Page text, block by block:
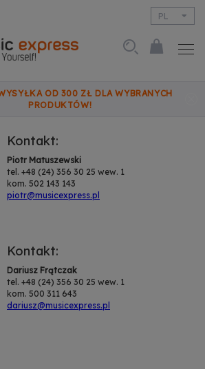
PL
OD 300 ZŁ DLA WYBRANYCH
PRODUKTÓW!
Kontakt:
Piotr Matuszewski
tel. +48 (24) 356 30 25 wew. 1
kom. 502 143 143
piotr@musicexpress.pl
Kontakt:
Dariusz Frątczak
tel. +48 (24) 356 30 25 wew. 1
kom. 500 311 643
dariusz@musicexpress.pl